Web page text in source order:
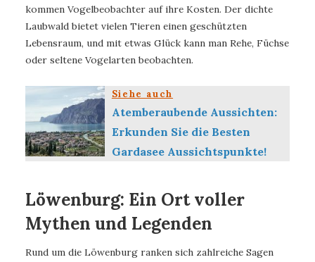
kommen Vogelbeobachter auf ihre Kosten. Der dichte
Laubwald bietet vielen Tieren einen geschützten
Lebensraum, und mit etwas Glück kann man Rehe, Füchse
oder seltene Vogelarten beobachten.
Siehe auch
Atemberaubende Aussichten:
Erkunden Sie die Besten
Gardasee Aussichtspunkte!
Löwenburg: Ein Ort voller
Mythen und Legenden
Rund um die Löwenburg ranken sich zahlreiche Sagen